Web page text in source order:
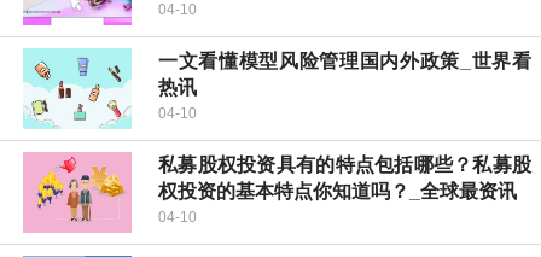
04-10
一文看懂模型风险管理国内外政策_世界看
热讯
04-10
私募股权投资具有的特点包括哪些？私募股
权投资的基本特点你知道吗？_全球最资讯
04-10